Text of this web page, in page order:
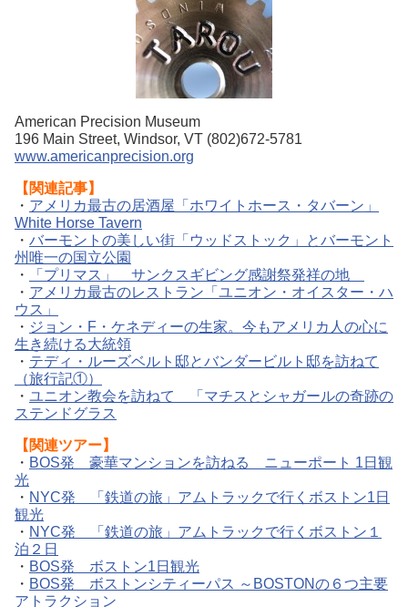
American Precision Museum
196 Main Street, Windsor, VT (802)672-5781
www.americanprecision.org
【関連記事】
・ アメリカ最古の居酒屋「ホワイトホース・タバーン」
White Horse Tavern
・ バーモントの美しい街「ウッドストック」とバーモント
州唯一の国立公園
・
「プリマス」 サンクスギビング感謝祭発祥の地
・ アメリカ最古のレストラン「ユニオン・オイスター・ハ
ウス」
・ ジョン・F・ケネディーの生家。今もアメリカ人の心に
生き続ける大統領
・ テディ・ルーズベルト邸とバンダービルト邸を訪ねて
（旅行記①）
・ ユニオン教会を訪ねて 「マチスとシャガールの奇跡の
ステンドグラス
【関連ツアー】
・ BOS発 豪華マンションを訪ねる ニューポート 1日観
光
・ NYC発 「鉄道の旅」アムトラックで行くボストン1日
観光
・ NYC発 「鉄道の旅」アムトラックで行くボストン１
泊２日
・ BOS発 ボストン1日観光
・ BOS発 ボストンシティーパス ～BOSTONの６つ主要
アトラクション